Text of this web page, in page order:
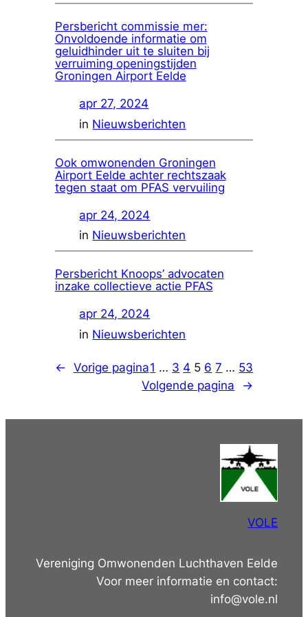
Persbericht commissie mer:
Onvoldoende informatie om
geluidhinder uit te sluiten bij
verruiming openingstijden
Groningen Airport Eelde
apr 27, 2024
in Nieuwsberichten
Ook omwonenden Groningen
Airport Eelde achter rechtszaak
tegen staat om PFAS vervuiling
apr 24, 2024
in Nieuwsberichten
Persbericht Knoops’ advocaten
inzake collectieve actie PFAS
apr 24, 2024
in Nieuwsberichten
← Vorige pagina1 … 3 4 5 6 7 … 53
Volgende pagina
→
VOLE
Vereniging Omwonenden Luchthaven Eelde
Voor meer informatie en contact:
info@vole.nl